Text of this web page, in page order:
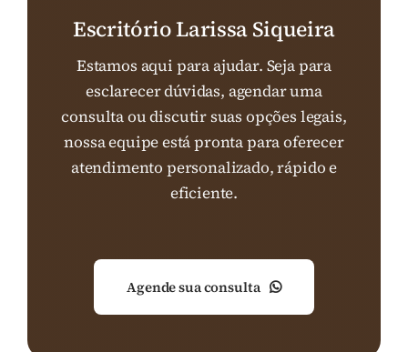
Escritório Larissa Siqueira
Estamos aqui para ajudar. Seja para
esclarecer dúvidas, agendar uma
consulta ou discutir suas opções legais,
nossa equipe está pronta para oferecer
atendimento personalizado, rápido e
eficiente.
Agende sua consulta